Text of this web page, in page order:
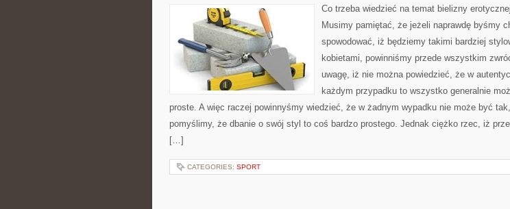
BIELIZNY
DLA
ŻONY
ODPOWIEDNIM
Co trzeba wiedzieć na temat bielizny
Musimy pamiętać, że jeżeli naprawdę byśmy
spowodować, iż będziemy takimi bardziej
kobietami, powinniśmy przede wszystkim
uwagę, iż nie można powiedzieć, że w
każdym przypadku to wszystko generalnie
proste. A więc raczej powinnyśmy wiedzieć, że w żadnym wypadku nie może być
pomyślimy, że dbanie o swój styl to coś bardzo prostego. Jednak ciężko rzec, iż
[…]
CATEGORIES: SPORT